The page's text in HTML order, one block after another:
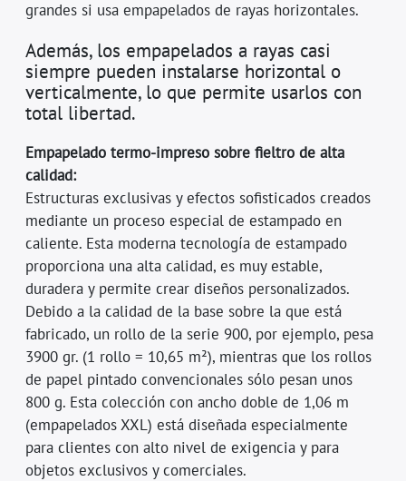
grandes si usa empapelados de rayas horizontales.
Además, los empapelados a rayas casi
siempre pueden instalarse horizontal o
verticalmente, lo que permite usarlos con
total libertad.
Empapelado termo-impreso sobre fieltro de alta
calidad:
Estructuras exclusivas y efectos sofisticados creados
mediante un proceso especial de estampado en
caliente. Esta moderna tecnología de estampado
proporciona una alta calidad, es muy estable,
duradera y permite crear diseños personalizados.
Debido a la calidad de la base sobre la que está
fabricado, un rollo de la serie 900, por ejemplo, pesa
3900 gr. (1 rollo = 10,65 m²), mientras que los rollos
de papel pintado convencionales sólo pesan unos
800 g. Esta colección con ancho doble de 1,06 m
(empapelados XXL) está diseñada especialmente
para clientes con alto nivel de exigencia y para
objetos exclusivos y comerciales.